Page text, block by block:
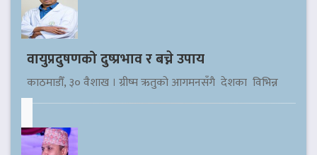
वायुप्रदुषणको दुष्प्रभाव र बच्ने उपाय
काठमाडौँ, ३० वैशाख । ग्रीष्म ऋतुको आगमनसँगै देशका विभिन्न